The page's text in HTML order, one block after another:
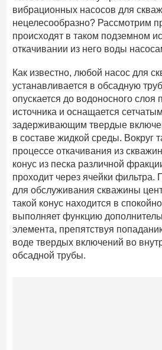
вибрационных насосов для
нецелесообразно? Рассмотрим
происходят в таком подземном
откачивании из него воды
Как известно, любой насос для
устанавливается в обсадную
опускается до водоносного слоя
источника и оснащается
задерживающим твердые
в составе жидкой среды. Вокруг
процессе откачивания из
конус из песка различной
проходит через ячейки фильтра.
для обслуживания скважины
такой конус находится в
выполняет функцию
элемента, препятствуя
воде твердых включений во
обсадной трубы.